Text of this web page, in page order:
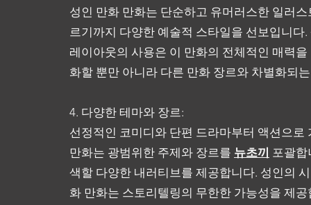
성인 만화 만화는 단순하고 유머러스한 일러
르기까지 다양한 예술적 스타일을 선보입니
레이아웃의 사용은 이 만화의 전체적인 매력
화할 뿐만 아니라 다른 만화 장르와 차별화되
4. 다양한 테마와 장르:
선정적인 코미디와 단편 드라마부터 액션으
만화는 광범위한 주제와 장르를 뉴초끼 포괄합
색할 다양한 내러티브를 제공합니다. 성인의
화 만화는 스토리텔링의 무한한 가능성을 제공